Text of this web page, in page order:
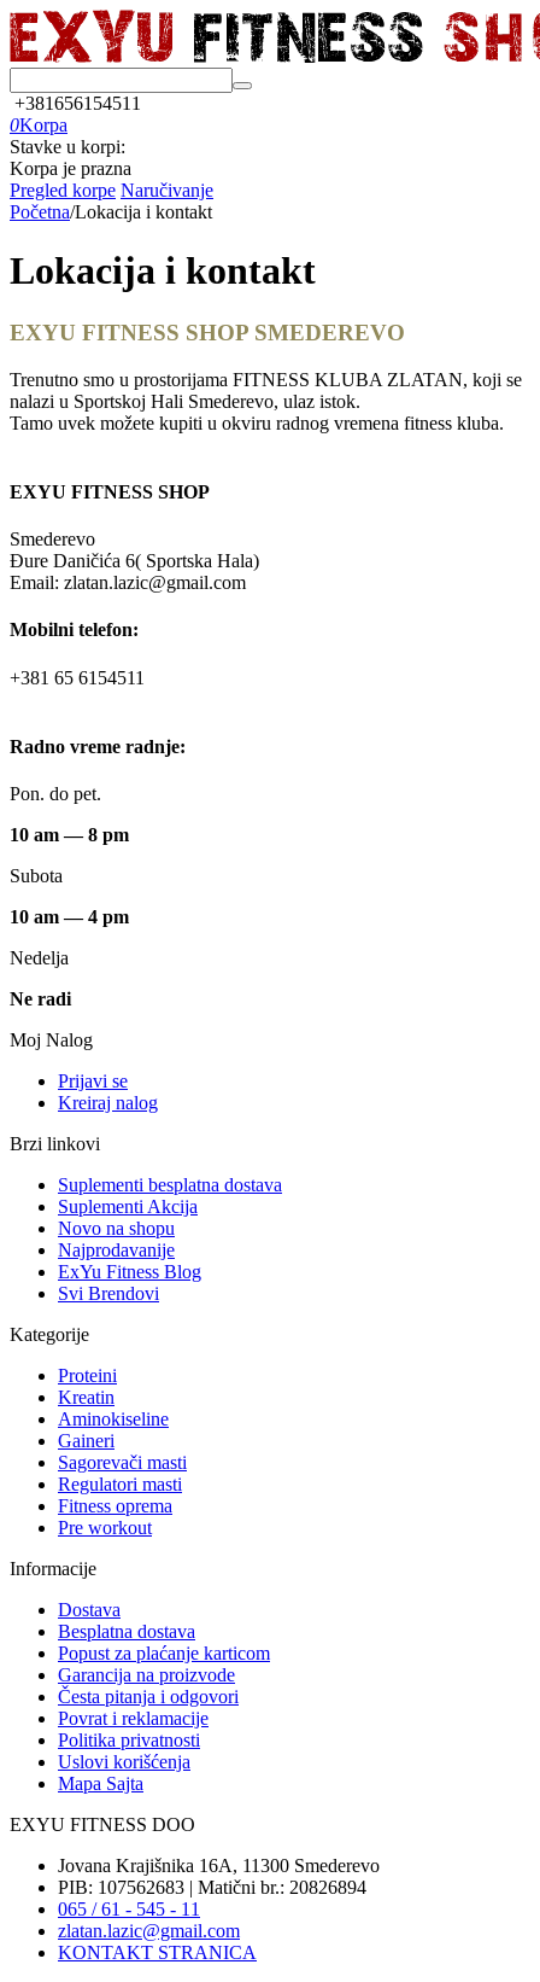
+381656154511
0Korpa
Stavke u korpi:
Korpa je prazna
Pregled korpe Naručivanje
Početna/Lokacija i kontakt
Lokacija i kontakt
EXYU FITNESS SHOP SMEDEREVO
Trenutno smo u prostorijama FITNESS KLUBA ZLATAN, koji se
nalazi u Sportskoj Hali Smederevo, ulaz istok.
Tamo uvek možete kupiti u okviru radnog vremena fitness kluba.
EXYU FITNESS SHOP
Smederevo
Đure Daničića 6( Sportska Hala)
Email: zlatan.lazic@gmail.com
Mobilni telefon:
+381 65 6154511
Radno vreme radnje:
Pon. do pet.
10 am — 8 pm
Subota
10 am — 4 pm
Nedelja
Ne radi
Moj Nalog
Prijavi se
Kreiraj nalog
Brzi linkovi
Suplementi besplatna dostava
Suplementi Akcija
Novo na shopu
Najprodavanije
ExYu Fitness Blog
Svi Brendovi
Kategorije
Proteini
Kreatin
Aminokiseline
Gaineri
Sagorevači masti
Regulatori masti
Fitness oprema
Pre workout
Informacije
Dostava
Besplatna dostava
Popust za plaćanje karticom
Garancija na proizvode
Česta pitanja i odgovori
Povrat i reklamacije
Politika privatnosti
Uslovi korišćenja
Mapa Sajta
EXYU FITNESS DOO
Jovana Krajišnika 16A, 11300 Smederevo
PIB: 107562683 | Matični br.: 20826894
065 / 61 - 545 - 11
zlatan.lazic@gmail.com
KONTAKT STRANICA